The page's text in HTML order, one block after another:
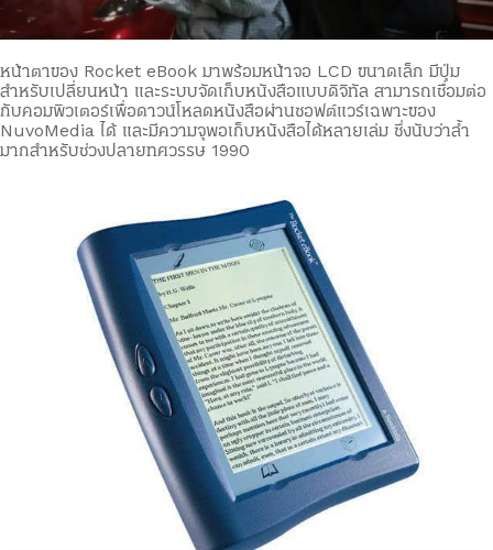
หน้าตาของ Rocket eBook มาพร้อมหน้าจอ LCD ขนาดเล็ก มีปุ่ม
สำหรับเปลี่ยนหน้า และระบบจัดเก็บหนังสือแบบดิจิทัล สามารถเชื่อมต่อ
กับคอมพิวเตอร์เพื่อดาวน์โหลดหนังสือผ่านซอฟต์แวร์เฉพาะของ
NuvoMedia ได้ และมีความจุพอเก็บหนังสือได้หลายเล่ม ซึ่งนับว่าล้ำ
มากสำหรับช่วงปลายทศวรรษ 1990